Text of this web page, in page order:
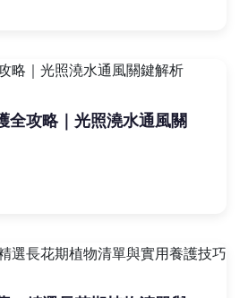
全攻略｜光照澆水通風關